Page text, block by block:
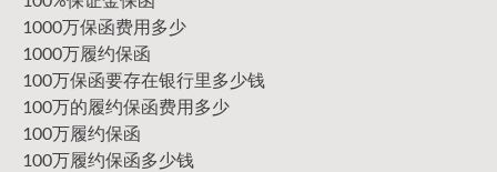
1000万保函费用多少
1000万履约保函
100万保函要存在银行里多少钱
100万的履约保函费用多少
100万履约保函
100万履约保函多少钱